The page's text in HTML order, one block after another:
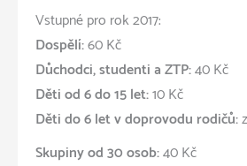
Vstupné pro rok 2017:
Dospělí:60 Kč
Důchodci, studenti a ZTP:40 Kč
Děti od 6 do 15 let:10 Kč
Děti do 6 let v doprovodu rodičů:
Skupiny od 30 osob:40 Kč